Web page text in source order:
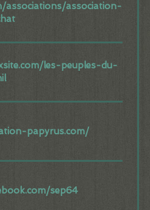
associations/association-
les-peuples-du-
papyrus.com/
sep64